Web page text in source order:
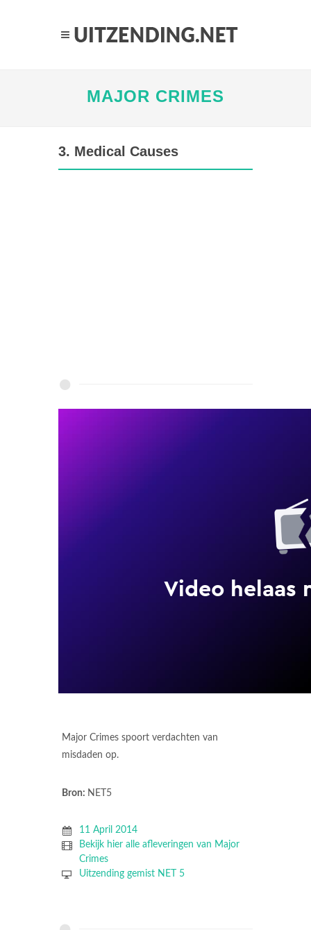
MAJOR CRIMES
3. Medical Causes
Major Crimes spoort verdachten van
misdaden op.
Bron: NET5
11 April 2014
Bekijk hier alle afleveringen van Major
Crimes
Uitzending gemist NET 5